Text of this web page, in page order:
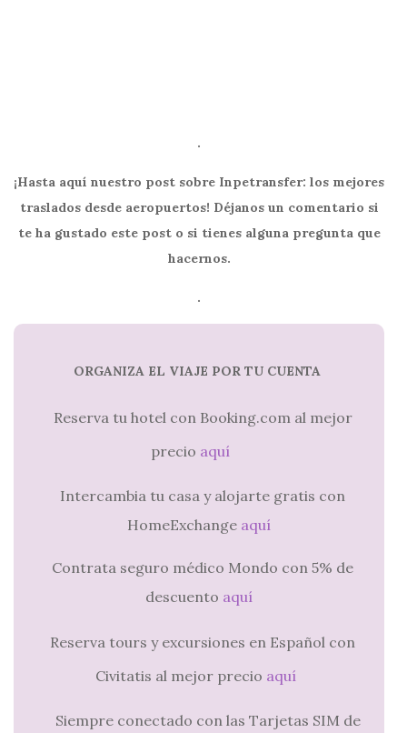
.
¡Hasta aquí nuestro post sobre Inpetransfer: los mejores
traslados desde aeropuertos! Déjanos un comentario si
te ha gustado este post o si tienes alguna pregunta que
hacernos.
.
ORGANIZA EL VIAJE POR TU CUENTA
Reserva tu hotel con Booking.com al mejor
precio aquí
Intercambia tu casa y alojarte gratis con
HomeExchange aquí
Contrata seguro médico Mondo con 5% de
descuento aquí
Reserva tours y excursiones en Español con
Civitatis al mejor precio aquí
Siempre conectado con las Tarjetas SIM de